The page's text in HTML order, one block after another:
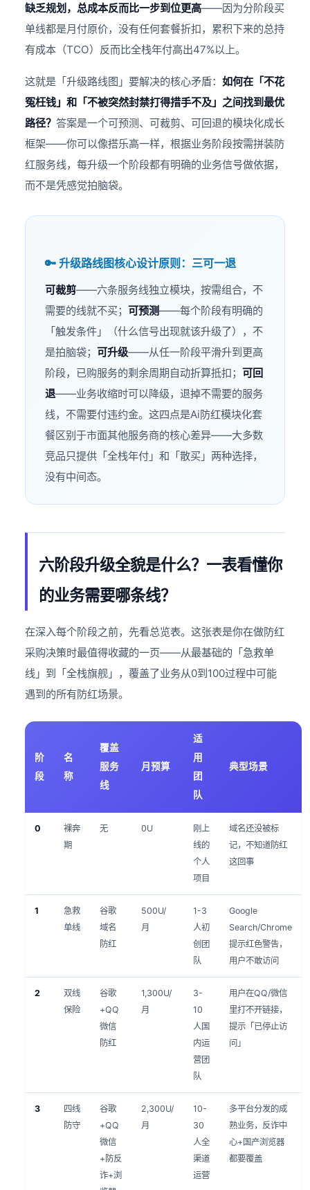
缺乏规划，总成本反而比一步到位更高——因为分阶段买
单线都是月付原价，没有任何套餐折扣，累积下来的总持
有成本（TCO）反而比全栈年付高出47%以上。
这就是「升级路线图」要解决的核心矛盾：如何在「不花
冤枉钱」和「不被突然封禁打得措手不及」之间找到最优
路径？答案是一个可预测、可裁剪、可回退的模块化成长
框架——你可以像搭乐高一样，根据业务阶段按需拼装防
红服务线，每升级一个阶段都有明确的业务信号做依据，
而不是凭感觉拍脑袋。
🔑 升级路线图核心设计原则：三可一退
可裁剪——六条服务线独立模块，按需组合，不
需要的线就不买；可预测——每个阶段有明确的
「触发条件」（什么信号出现就该升级了），不
是拍脑袋；可升级——从任一阶段平滑升到更高
阶段，已购服务的剩余周期自动折算抵扣；可回
退——业务收缩时可以降级，退掉不需要的服务
线，不需要付违约金。这四点是Ai防红模块化套
餐区别于市面其他服务商的核心差异——大多数
竞品只提供「全栈年付」和「散买」两种选择，
没有中间态。
六阶段升级全貌是什么？一表看懂你
的业务需要哪条线？
在深入每个阶段之前，先看总览表。这张表是你在做防红
采购决策时最值得收藏的一页——从最基础的「急救单
线」到「全栈旗舰」，覆盖了业务从0到100过程中可能
遇到的所有防红场景。
阶
段
名
称
覆盖
服务
线
月预算
适
用
团
队
典型场景
0
裸奔
期
无 0U
刚上
线的
个人
项目
域名还没被标
记，不知道防红
这回事
1
急救
单线
谷歌
域名
防红
500U/
月
1-3
人初
创团
队
Google
Search/Chrome
提示红色警告，
用户不敢访问
2
双线
保险
谷歌
+QQ
微信
防红
1,300U/
月
3-
10
人国
内运
营团
队
用户在QQ/微信
里打不开链接，
提示「已停止访
问」
3
四线
防守
谷歌
+QQ
微信
+防反
诈+浏
2,300U/
月
10-
30
人全
渠道
运营
多平台分发的成
熟业务，反诈中
心+国产浏览器
都要覆盖